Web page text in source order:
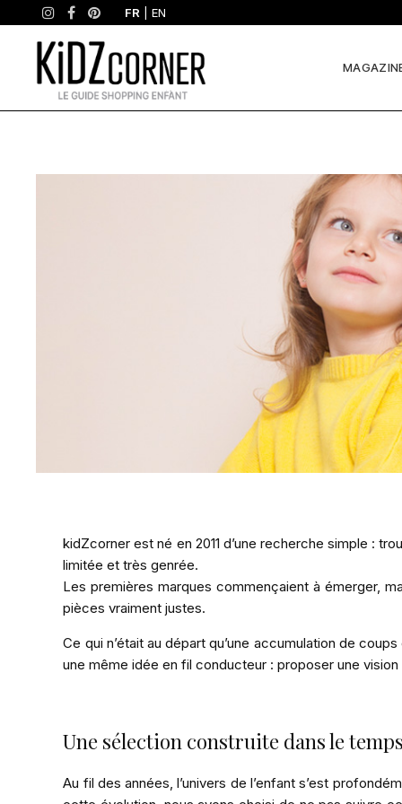
FR |EN
kidZcorner est né en 2011 d’une recherche simple :
limitée et très genrée.
Les premières marques commençaient à émerger,
pièces vraiment justes.
Ce qui n’était au départ qu’une accumulation de
une même idée en fil conducteur : proposer une
Une sélection construite dans le
Au fil des années, l’univers de l’enfant s’est